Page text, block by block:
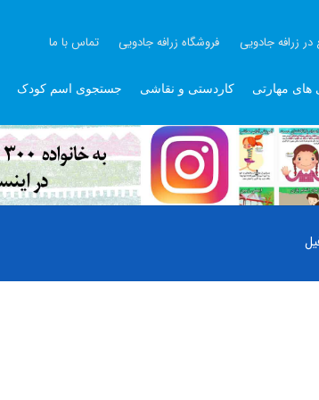
در زرافه جادویی فروشگاه زرافه جادویی تماس با ما
های مهارتی کاردستی و نقاشی جستجوی اسم کودک